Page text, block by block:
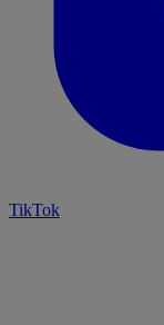
TikTok